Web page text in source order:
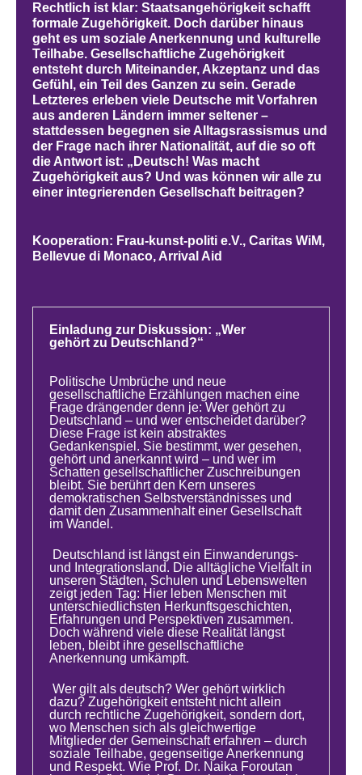
Rechtlich ist klar: Staatsangehörigkeit schafft
formale Zugehörigkeit. Doch darüber hinaus
geht es um soziale Anerkennung und kulturelle
Teilhabe. Gesellschaftliche Zugehörigkeit
entsteht durch Miteinander, Akzeptanz und das
Gefühl, ein Teil des Ganzen zu sein. Gerade
Letzteres erleben viele Deutsche mit Vorfahren
aus anderen Ländern immer seltener –
stattdessen begegnen sie Alltagsrassismus und
der Frage nach ihrer Nationalität, auf die so oft
die Antwort ist: „Deutsch! Was macht
Zugehörigkeit aus? Und was können wir alle zu
einer integrierenden Gesellschaft beitragen?
Kooperation: Frau-kunst-politi e.V., Caritas WiM,
Bellevue di Monaco, Arrival Aid
Einladung zur Diskussion: „Wer
gehört zu Deutschland?“
Politische Umbrüche und neue
gesellschaftliche Erzählungen machen eine
Frage drängender denn je: Wer gehört zu
Deutschland – und wer entscheidet darüber?
Diese Frage ist kein abstraktes
Gedankenspiel. Sie bestimmt, wer gesehen,
gehört und anerkannt wird – und wer im
Schatten gesellschaftlicher Zuschreibungen
bleibt. Sie berührt den Kern unseres
demokratischen Selbstverständnisses und
damit den Zusammenhalt einer Gesellschaft
im Wandel.
Deutschland ist längst ein Einwanderungs-
und Integrationsland. Die alltägliche Vielfalt in
unseren Städten, Schulen und Lebenswelten
zeigt jeden Tag: Hier leben Menschen mit
unterschiedlichsten Herkunftsgeschichten,
Erfahrungen und Perspektiven zusammen.
Doch während viele diese Realität längst
leben, bleibt ihre gesellschaftliche
Anerkennung umkämpft.
Wer gilt als deutsch? Wer gehört wirklich
dazu? Zugehörigkeit entsteht nicht allein
durch rechtliche Zugehörigkeit, sondern dort,
wo Menschen sich als gleichwertige
Mitglieder der Gemeinschaft erfahren – durch
soziale Teilhabe, gegenseitige Anerkennung
und Respekt. Wie Prof. Dr. Naika Foroutan